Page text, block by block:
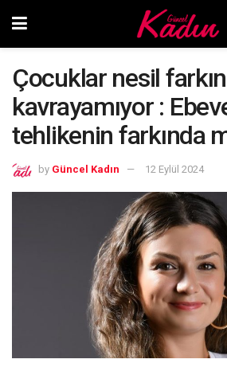
Çocuklar nesil
kavrayamıyor :
tehlikenin farkında
by Güncel Kadın 12 Eylül 2024